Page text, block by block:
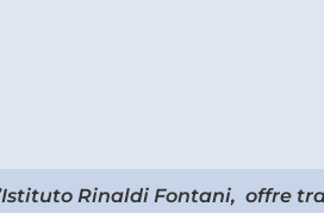
Rinaldi Fontani, offre